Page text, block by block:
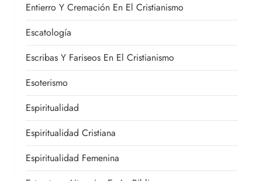
Entierro Y Cremación En El Cristianismo
Escatología
Escribas Y Fariseos En El Cristianismo
Esoterismo
Espiritualidad
Espiritualidad Cristiana
Espiritualidad Femenina